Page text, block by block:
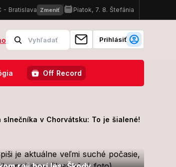
bojuje s krutou diagnózou! Štvrtý blok
Prihlásiť
Off Record
v Chorvátsku: To je šialené!